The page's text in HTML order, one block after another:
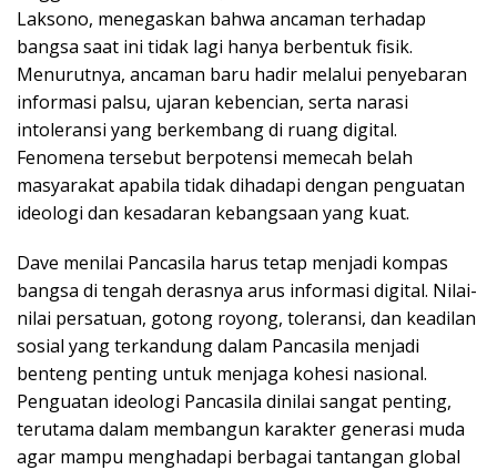
Laksono, menegaskan bahwa ancaman terhadap
bangsa saat ini tidak lagi hanya berbentuk fisik.
Menurutnya, ancaman baru hadir melalui penyebaran
informasi palsu, ujaran kebencian, serta narasi
intoleransi yang berkembang di ruang digital.
Fenomena tersebut berpotensi memecah belah
masyarakat apabila tidak dihadapi dengan penguatan
ideologi dan kesadaran kebangsaan yang kuat.
Dave menilai Pancasila harus tetap menjadi kompas
bangsa di tengah derasnya arus informasi digital. Nilai-
nilai persatuan, gotong royong, toleransi, dan keadilan
sosial yang terkandung dalam Pancasila menjadi
benteng penting untuk menjaga kohesi nasional.
Penguatan ideologi Pancasila dinilai sangat penting,
terutama dalam membangun karakter generasi muda
agar mampu menghadapi berbagai tantangan global